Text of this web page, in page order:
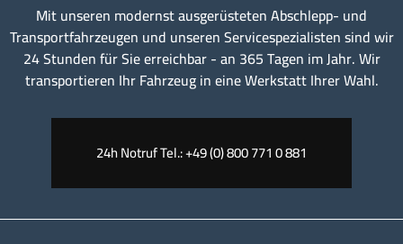
Mit unseren modernst ausgerüsteten Abschlepp- und
Transportfahrzeugen und unseren Servicespezialisten sind wir
24 Stunden für Sie erreichbar - an 365 Tagen im Jahr. Wir
transportieren Ihr Fahrzeug in eine Werkstatt Ihrer Wahl.
24h Notruf Tel.: +49 (0) 800 771 0 881